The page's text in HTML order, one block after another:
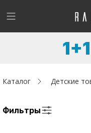
!
Женщинам
Возникли вопросы? -
Каталог Детские
Фильтры